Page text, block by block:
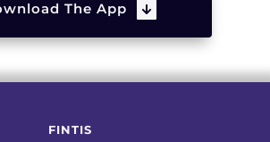
The App
FINTIS